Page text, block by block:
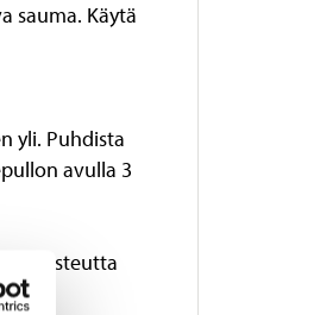
sauma. Käytä
yli. Puhdista
avulla 3